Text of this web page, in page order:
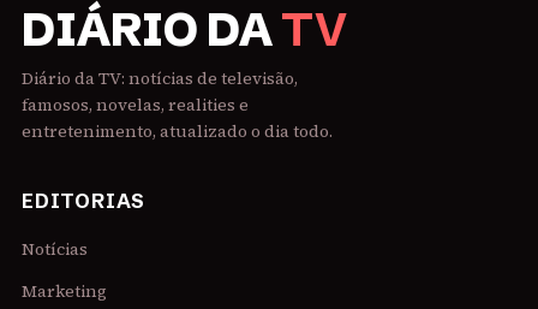
DIÁRIO DATV
Diário da TV: notícias de televisão,
famosos, novelas, realities e
entretenimento, atualizado o dia todo.
EDITORIAS
Notícias
Marketing